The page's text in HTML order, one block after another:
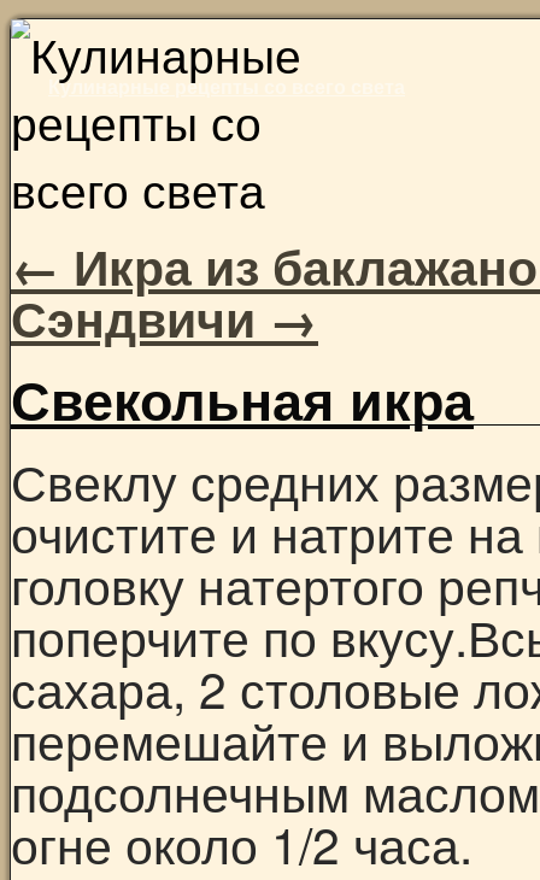
Кулинарные рецепты со всего света
Skip
content
← Икра из
Сэндвичи→
Свекольная икра
Свеклу средних
очистите и натрите
головку натертого
поперчите по
сахара, 2 столовые
перемешайте и
подсолнечным
огне около 1/2 часа.